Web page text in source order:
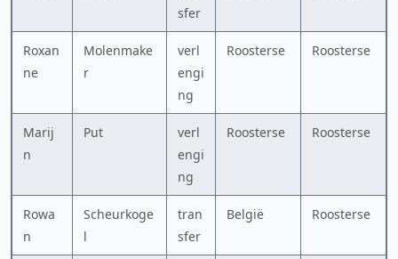
sfer
Roxan
ne
Molenmake
r
verl
engi
ng
Roosterse Roosterse
Marij
n
Put
verl
engi
ng
Roosterse Roosterse
Rowa
n
Scheurkoge
l
tran
sfer
België Roosterse